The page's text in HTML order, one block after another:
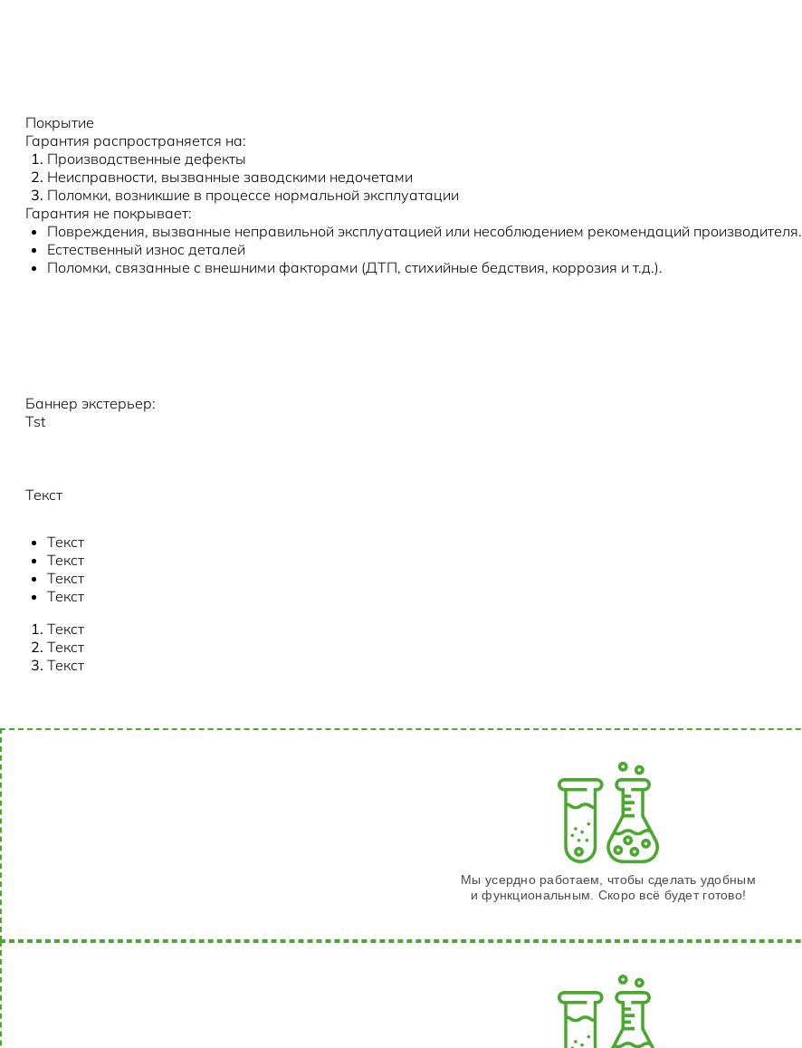
Покрытие
Гарантия распространяется на:
Производственные дефекты
Неисправности, вызванные заводскими недочетами
Поломки, возникшие в процессе нормальной эксплуатации
Гарантия не покрывает:
Повреждения, вызванные неправильной эксплуатацией или несоблюдением рекомендаций производителя.
Естественный износ деталей
Поломки, связанные с внешними факторами (ДТП, стихийные бедствия, коррозия и т.д.).
Баннер экстерьер:
Tst
Текст
Текст
Текст
Текст
Текст
Текст
Текст
Текст
Мы усердно работаем, чтобы сделать удобным
и функциональным. Скоро всё будет готово!